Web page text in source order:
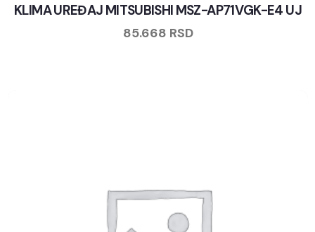
KLIMA UREĐAJ MITSUBISHI MSZ-AP71VGK-E4 UJ
85.668 RSD